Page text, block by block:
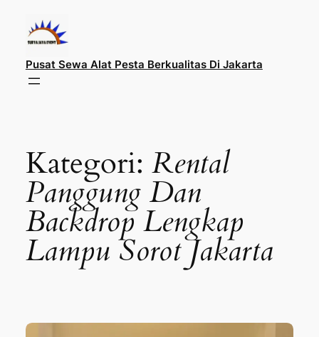
konten
Pusat Sewa Alat Pesta Berkualitas Di Jakarta
Kategori: Rental
Panggung Dan
Backdrop Lengkap
Lampu Sorot Jakarta